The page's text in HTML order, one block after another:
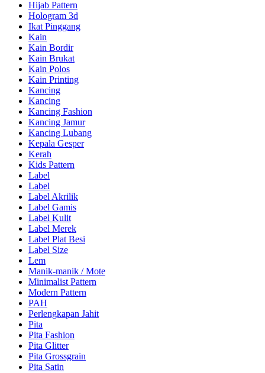
Hijab Pattern
Hologram 3d
Ikat Pinggang
Kain
Kain Bordir
Kain Brukat
Kain Polos
Kain Printing
Kancing
Kancing
Kancing Fashion
Kancing Jamur
Kancing Lubang
Kepala Gesper
Kerah
Kids Pattern
Label
Label
Label Akrilik
Label Gamis
Label Kulit
Label Merek
Label Plat Besi
Label Size
Lem
Manik-manik / Mote
Minimalist Pattern
Modern Pattern
PAH
Perlengkapan Jahit
Pita
Pita Fashion
Pita Glitter
Pita Grossgrain
Pita Satin